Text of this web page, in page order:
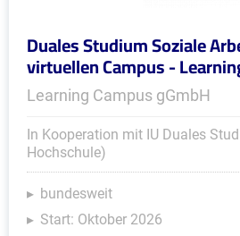
Duales Studium Soziale
virtuellen Campus -
Learning Campus gGmbH
In Kooperation mit IU Duales
Hochschule)
bundesweit
Start: Oktober 2026